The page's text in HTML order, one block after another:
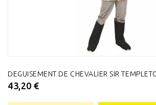
DEGUISEMENT DE CHEVALIER SIR
43,20 €